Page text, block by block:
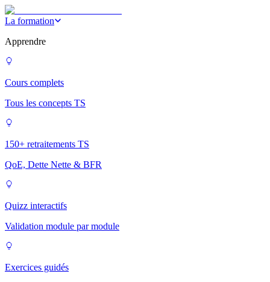
La formation
Apprendre
Cours complets
Tous les concepts TS
150+ retraitements TS
QoE, Dette Nette & BFR
Quizz interactifs
Validation module par module
Exercices guidés